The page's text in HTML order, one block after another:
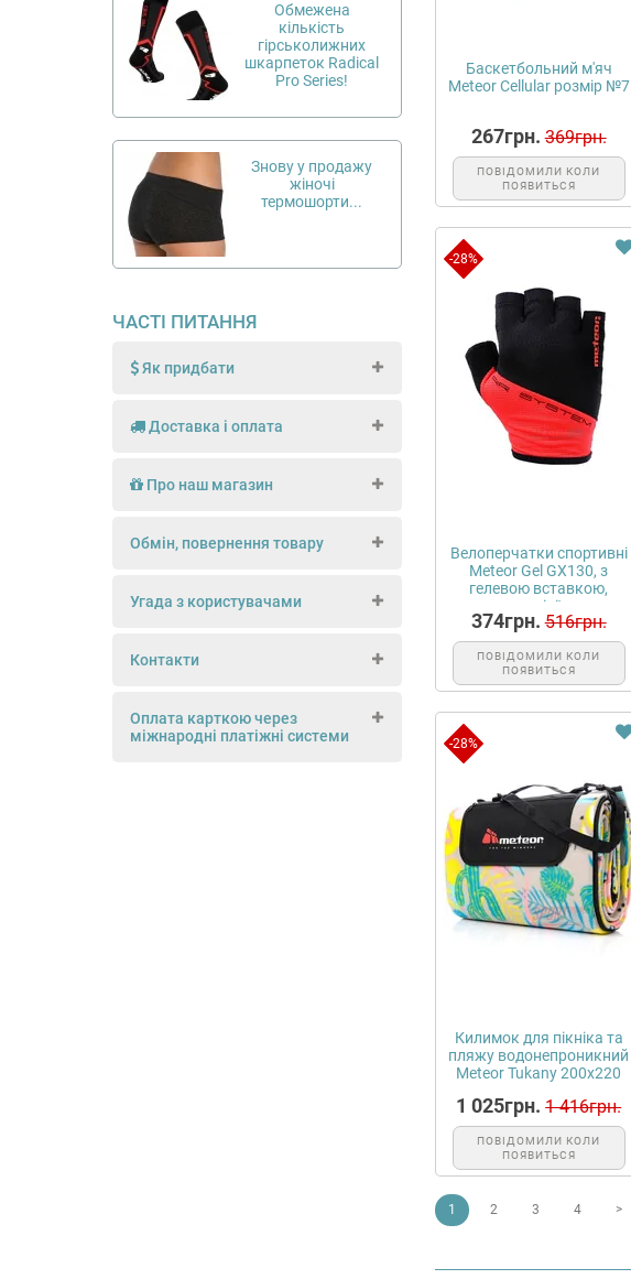
Обмежена
кількість
гірськолижних
шкарпеток Radical
Pro Series!
Знову у продажу
жіночі
термошорти...
ЧАСТІ ПИТАННЯ
Як придбати
Доставка і оплата
Про наш магазин
Обмін, повернення товару
Угада з користувачами
Контакти
Оплата карткою через
міжнародні платіжні системи
Баскетбольний м'яч
Meteor Cellular розмір №7
267грн. 369грн.
ПОВІДОМИЛИ КОЛИ
ПОЯВИТЬСЯ
-28%
Велоперчатки спортивні
Meteor Gel GX130, з
гелевою вставкою,
чоловічі\...
374грн. 516грн.
ПОВІДОМИЛИ КОЛИ
ПОЯВИТЬСЯ
-28%
Килимок для пікніка та
пляжу водонепроникний
Meteor Tukany 200х220
1 025грн. 1 416грн.
ПОВІДОМИЛИ КОЛИ
ПОЯВИТЬСЯ
1 2 3 4 >